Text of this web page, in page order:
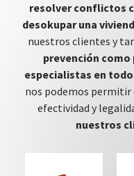
resolver conflictos
desokupar una
nuestros clientes y
prevención
especialistas en
nos podemos
efectividad y
nuestros